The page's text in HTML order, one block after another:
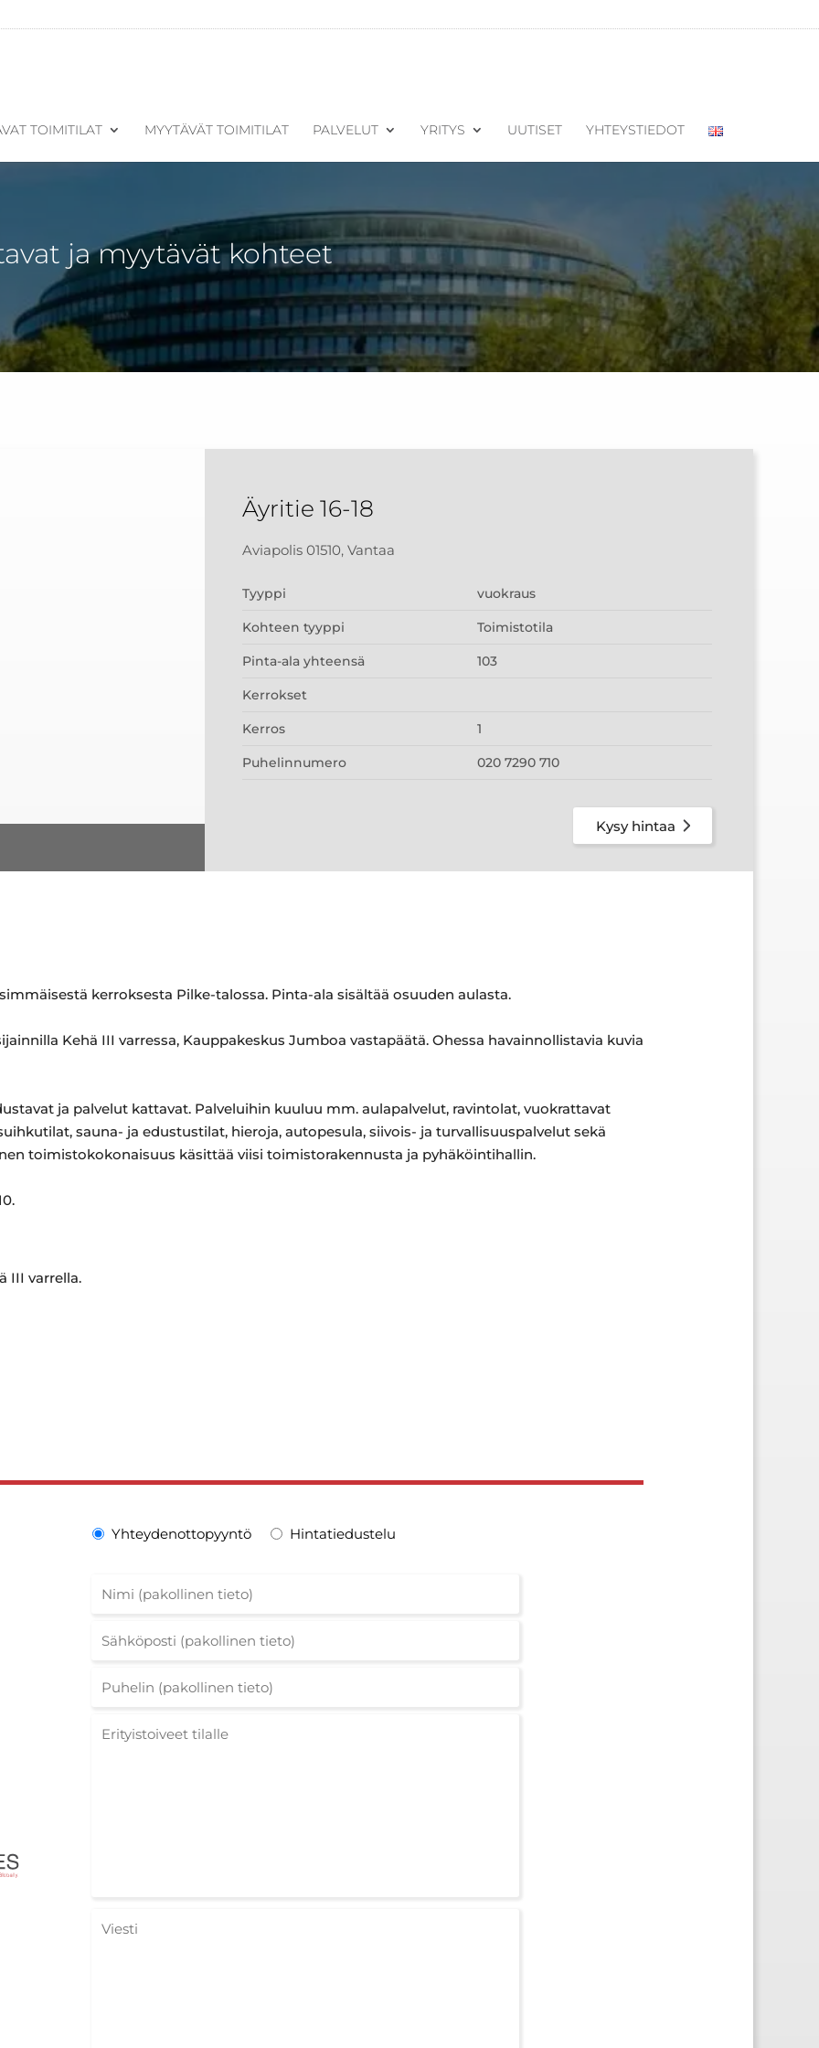
TOIMITILAT MYYTÄVÄT TOIMITILAT PALVELUT YRITYS UUTISET YHTEYSTIEDOT
ja myytävät kohteet
Äyritie 16-18
Aviapolis 01510, Vantaa
Tyyppi vuokraus
Kohteen tyyppi Toimistotila
Pinta-ala yhteensä 103
Kerrokset
Kerros 1
Puhelinnumero 020 7290 710
Kysy hintaa
kerroksesta Pilke-talossa. Pinta-ala sisältää osuuden aulasta.
Kehä III varressa, Kauppakeskus Jumboa vastapäätä. Ohessa havainnollistavia kuvia
ja palvelut kattavat. Palveluihin kuuluu mm. aulapalvelut, ravintolat, vuokrattavat
sauna- ja edustustilat, hieroja, autopesula, siivois- ja turvallisuuspalvelut sekä
toimistokokonaisuus käsittää viisi toimistorakennusta ja pyhäköintihallin.
III varrella.
Yhteydenottopyyntö Hintatiedustelu